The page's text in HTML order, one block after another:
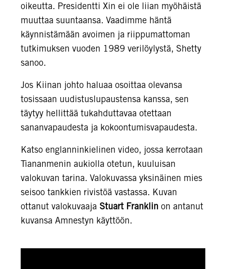
oikeutta. Presidentti Xin ei ole liian myöhäistä
muuttaa suuntaansa. Vaadimme häntä
käynnistämään avoimen ja riippumattoman
tutkimuksen vuoden 1989 verilöylystä, Shetty
sanoo.
Jos Kiinan johto haluaa osoittaa olevansa
tosissaan uudistuslupaustensa kanssa, sen
täytyy hellittää tukahduttavaa otettaan
sananvapaudesta ja kokoontumisvapaudesta.
Katso englanninkielinen video, jossa kerrotaan
Tiananmenin aukiolla otetun, kuuluisan
valokuvan tarina. Valokuvassa yksinäinen mies
seisoo tankkien rivistöä vastassa. Kuvan
ottanut valokuvaaja Stuart Franklin on antanut
kuvansa Amnestyn käyttöön.